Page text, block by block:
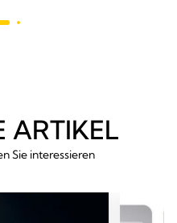
ARTIKEL
Sie interessieren